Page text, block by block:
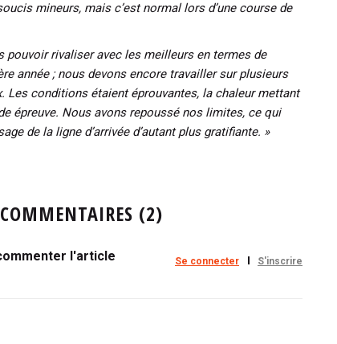
mineurs, mais c’est normal lors d’une course de
pouvoir rivaliser avec les meilleurs en termes de
année ; nous devons encore travailler sur plusieurs
Les conditions étaient éprouvantes, la chaleur mettant
épreuve. Nous avons repoussé nos limites, ce qui
de la ligne d’arrivée d’autant plus gratifiante. »
COMMENTAIRES (2)
l'article Se connecter S'inscrire